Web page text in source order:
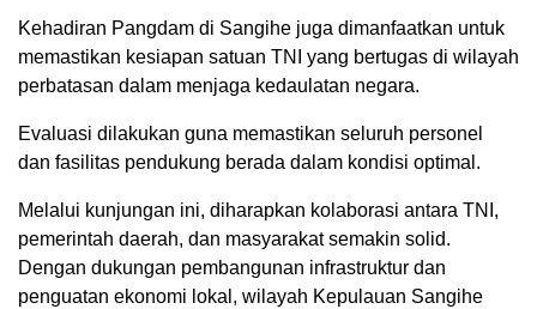
Kehadiran Pangdam di Sangihe juga dimanfaatkan untuk
memastikan kesiapan satuan TNI yang bertugas di wilayah
perbatasan dalam menjaga kedaulatan negara.
Evaluasi dilakukan guna memastikan seluruh personel
dan fasilitas pendukung berada dalam kondisi optimal.
Melalui kunjungan ini, diharapkan kolaborasi antara TNI,
pemerintah daerah, dan masyarakat semakin solid.
Dengan dukungan pembangunan infrastruktur dan
penguatan ekonomi lokal, wilayah Kepulauan Sangihe